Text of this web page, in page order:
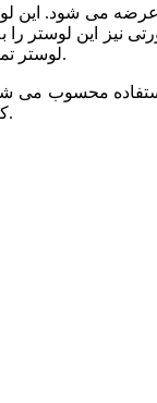
لوستر به دلیل اشکال جزيی در بالای
این لوستر را
لوستر تمی گرم و دل انگیز را برای آسمان اتاق کودک شما ایجاد خواهد کرد.
محسوب می
کنند و لذا برای استفاده در اتاق کودک نیز انتخابی مناسب می باشند.